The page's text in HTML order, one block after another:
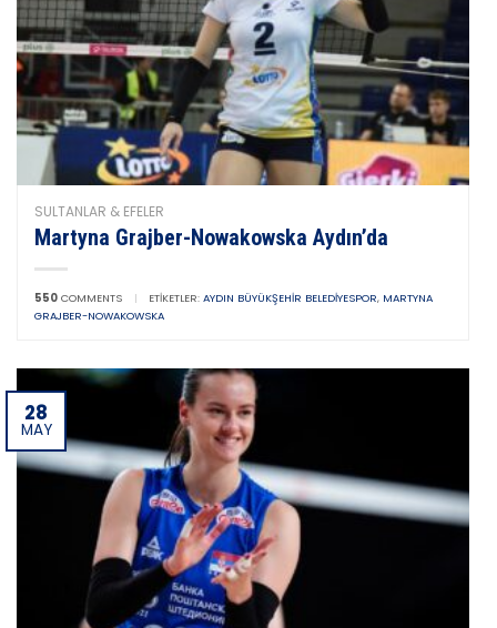
SULTANLAR & EFELER
Martyna Grajber-Nowakowska Aydın’da
550 COMMENTS | ETIKETLER: AYDIN BÜYÜKŞEHIR BELEDIYESPOR, MARTYNA
GRAJBER-NOWAKOWSKA
28
MAY